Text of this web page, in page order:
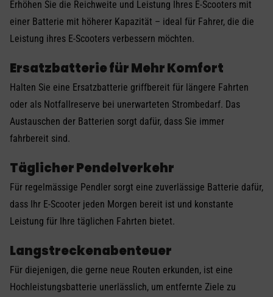
Erhöhen Sie die Reichweite und Leistung Ihres E-Scooters mit
einer Batterie mit höherer Kapazität – ideal für Fahrer, die die
Leistung ihres E-Scooters verbessern möchten.
Ersatzbatterie für Mehr Komfort
Halten Sie eine Ersatzbatterie griffbereit für längere Fahrten
oder als Notfallreserve bei unerwarteten Strombedarf. Das
Austauschen der Batterien sorgt dafür, dass Sie immer
fahrbereit sind.
Täglicher Pendelverkehr
Für regelmässige Pendler sorgt eine zuverlässige Batterie dafür,
dass Ihr E-Scooter jeden Morgen bereit ist und konstante
Leistung für Ihre täglichen Fahrten bietet.
Langstreckenabenteuer
Für diejenigen, die gerne neue Routen erkunden, ist eine
Hochleistungsbatterie unerlässlich, um entfernte Ziele zu